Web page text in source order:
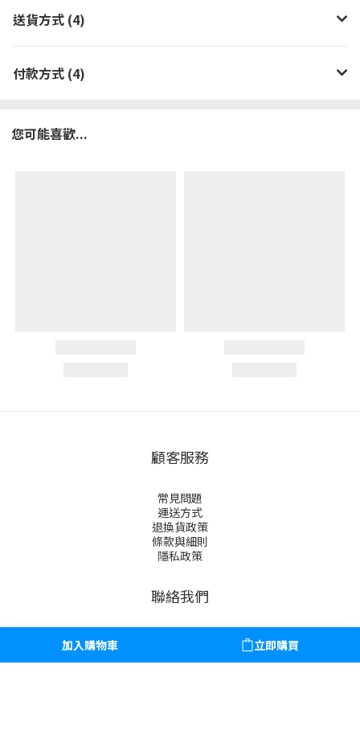
加入購物車 立即購買
送貨方式 (4)
付款方式 (4)
您可能喜歡...
顧客服務
常見問題
運送方式
退換貨政策
條款與細則
隱私政策
聯絡我們
時間：週一至週五 上午10:00 - 下午19:00